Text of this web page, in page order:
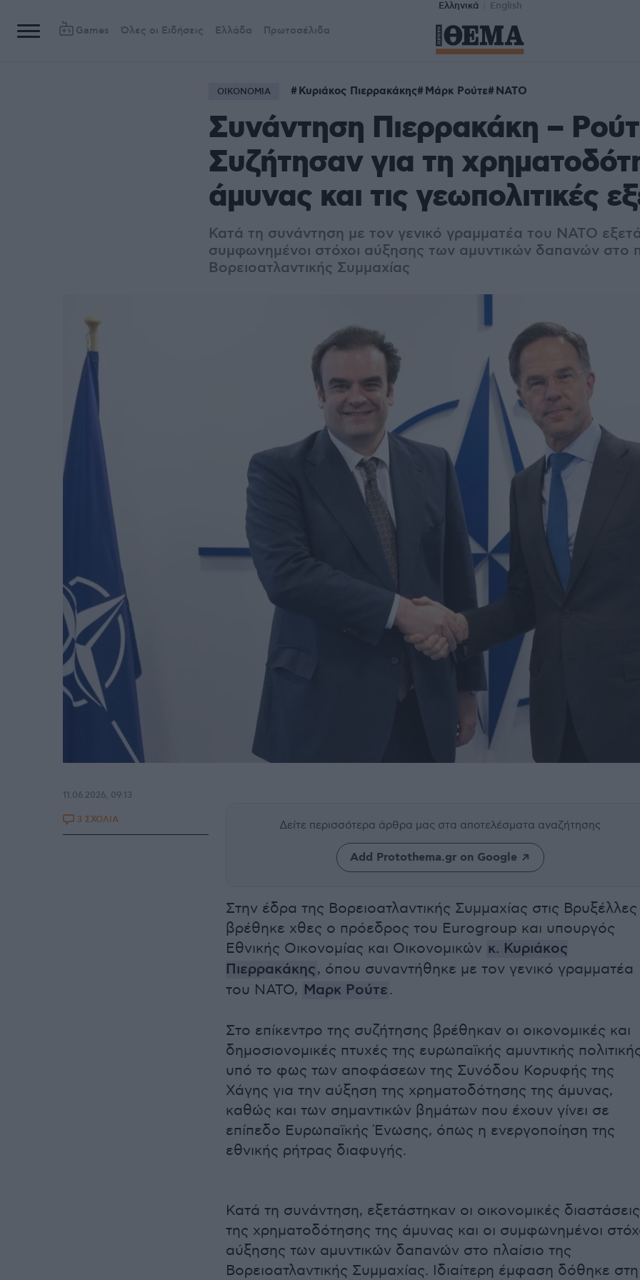
Ελληνικά English
Games Όλες οι Ειδήσεις Ελλάδα Πρωτοσέλιδα
ΟΙΚΟΝΟΜΙΑ Κυριάκος Πιερρακάκης Μάρκ Ρούτε ΝΑΤΟ
Συνάντηση Πιερρακάκη –
Συζήτησαν για τη
άμυνας και τις γεωπολιτικές
Κατά τη συνάντηση με τον γενικό γραμματέα του ΝΑΤΟ
συμφωνημένοι στόχοι αύξησης των αμυντικών δαπανών στο
Βορειοατλαντικής Συμμαχίας
Δείτε περισσότερα άρθρα μας στα αποτελέσματα αναζήτησης
Add Protothema.gr on Google
Στην έδρα της Βορειοατλαντικής Συμμαχίας στις Βρυξέλλες
βρέθηκε χθες ο πρόεδρος του Eurogroup και υπουργός
Εθνικής Οικονομίας και Οικονομικών κ. Κυριάκος
Πιερρακάκης, όπου συναντήθηκε με τον γενικό γραμματέα
του ΝΑΤΟ, Μαρκ Ρούτε.
Στο επίκεντρο της συζήτησης βρέθηκαν οι οικονομικές και
δημοσιονομικές πτυχές της ευρωπαϊκής αμυντικής
υπό το φως των αποφάσεων της Συνόδου Κορυφής της
Χάγης για την αύξηση της χρηματοδότησης της άμυνας,
καθώς και των σημαντικών βημάτων που έχουν γίνει σε
επίπεδο Ευρωπαϊκής Ένωσης, όπως η ενεργοποίηση της
εθνικής ρήτρας διαφυγής.
Κατά τη συνάντηση, εξετάστηκαν οι οικονομικές διαστάσεις
της χρηματοδότησης της άμυνας και οι συμφωνημένοι
αύξησης των αμυντικών δαπανών στο πλαίσιο της
Βορειοατλαντικής Συμμαχίας. Ιδιαίτερη έμφαση δόθηκε στη
11.06.2026, 09:13
3 ΣΧΟΛΙΑ